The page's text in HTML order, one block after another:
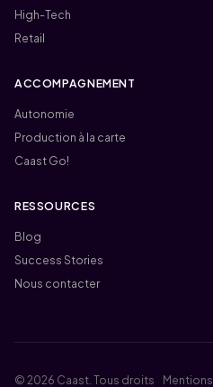
High-Tech
Retail
ACCOMPAGNEMENT
Autonomie
Production à la carte
Caast Go!
RESSOURCES
Blog
Success Stories
Nous contacter
© 2026 Caast. Tous droits Mentions